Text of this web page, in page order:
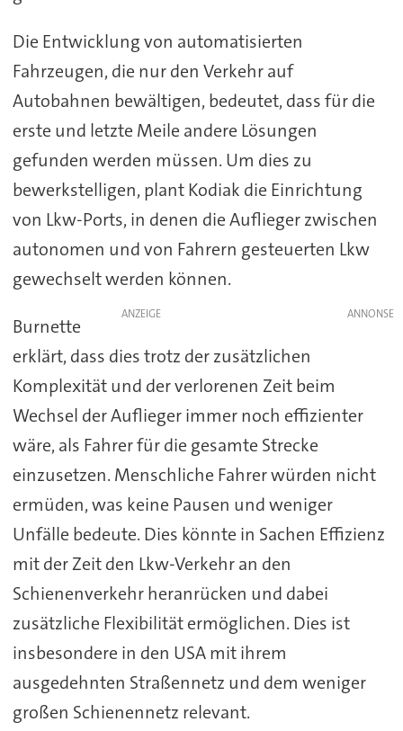
Die Entwicklung von automatisierten
Fahrzeugen, die nur den Verkehr auf
Autobahnen bewältigen, bedeutet, dass für die
erste und letzte Meile andere Lösungen
gefunden werden müssen. Um dies zu
bewerkstelligen, plant Kodiak die Einrichtung
von Lkw-Ports, in denen die Auflieger zwischen
autonomen und von Fahrern gesteuerten Lkw
gewechselt werden können.
ANZEIGE
Burnette
erklärt, dass dies trotz der zusätzlichen
Komplexität und der verlorenen Zeit beim
Wechsel der Auflieger immer noch effizienter
wäre, als Fahrer für die gesamte Strecke
einzusetzen. Menschliche Fahrer würden nicht
ermüden, was keine Pausen und weniger
Unfälle bedeute. Dies könnte in Sachen Effizienz
mit der Zeit den Lkw-Verkehr an den
Schienenverkehr heranrücken und dabei
zusätzliche Flexibilität ermöglichen. Dies ist
insbesondere in den USA mit ihrem
ausgedehnten Straßennetz und dem weniger
großen Schienennetz relevant.